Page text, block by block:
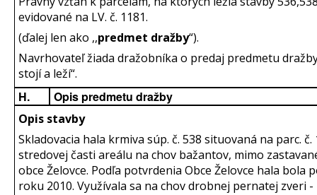
evidované na LV. č. 1181.
(ďalej len ako ,,predmet dražby“).
Navrhovateľ žiada dražobníka o predaj predmetu
stojí a leží“.
H. Opis predmetu dražby
Opis stavby
Skladovacia hala krmiva súp. č. 538 situovaná na parc. č.
stredovej časti areálu na chov bažantov, mimo
obce Želovce. Podľa potvrdenia Obce Želovce hala bola
roku 2010. Využívala sa na chov drobnej pernatej zveri